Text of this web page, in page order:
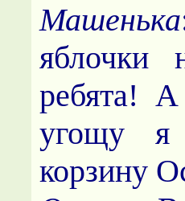
Машенька
яблочки
ребята!
угощу я
корзину